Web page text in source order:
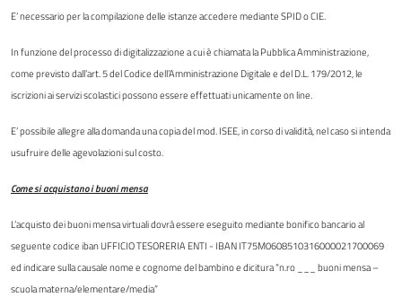
E’ necessario per la compilazione delle istanze accedere mediante SPID o CIE.
In funzione del processo di digitalizzazione a cui è chiamata la Pubblica Amministrazione,
come previsto dall’art. 5 del Codice dell’Amministrazione Digitale e del D.L. 179/2012, le
iscrizioni ai servizi scolastici possono essere effettuati unicamente on line.
E’ possibile allegre alla domanda una copia del mod. ISEE, in corso di validità, nel caso si intenda
usufruire delle agevolazioni sul costo.
Come si acquistano i buoni mensa
L’acquisto dei buoni mensa virtuali dovrà essere eseguito mediante bonifico bancario al
seguente codice iban UFFICIO TESORERIA ENTI - IBAN IT75M0608510316000021700069
ed indicare sulla causale nome e cognome del bambino e dicitura “n.ro ___ buoni mensa –
scuola materna/elementare/media”